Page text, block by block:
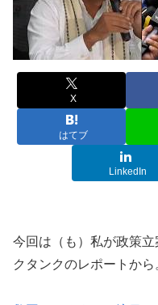
X
はてブ
LinkedIn
今回は（も）私が政策
クタンクのレポートから